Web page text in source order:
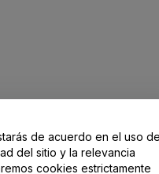
de acuerdo en el uso
del sitio y la relevancia
cookies estrictamente